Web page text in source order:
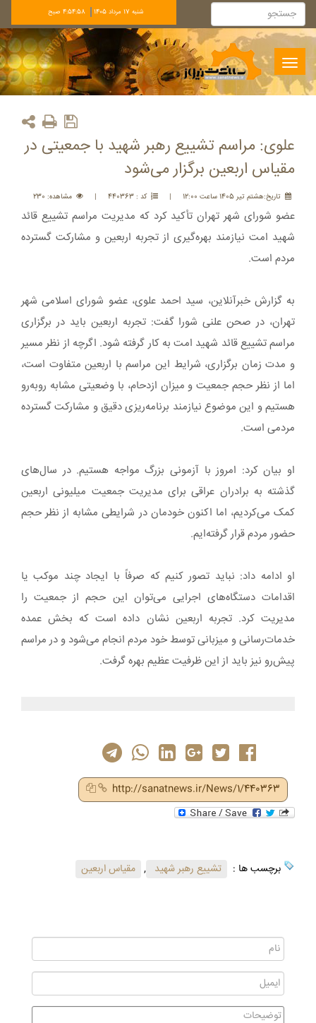
شنبه 17 مرداد 1405 4:54:58 صبح
Toggle
navigation
علوی: مراسم تشییع رهبر شهید با جمعیتی در
مقیاس اربعین برگزار می‌شود
تاريخ:هشتم تير 1405 ساعت 12:00 | کد : 440363 | مشاهده: 230
عضو شورای شهر تهران تأکید کرد که مدیریت مراسم تشییع قائد
شهید امت نیازمند بهره‌گیری از تجربه اربعین و مشارکت گسترده
مردم است.
به گزارش خبرآنلاین، سید احمد علوی، عضو شورای اسلامی شهر
تهران، در صحن علنی شورا گفت: تجربه اربعین باید در برگزاری
مراسم تشییع قائد شهید امت به کار گرفته شود. اگرچه از نظر مسیر
و مدت زمان برگزاری، شرایط این مراسم با اربعین متفاوت است،
اما از نظر حجم جمعیت و میزان ازدحام، با وضعیتی مشابه روبه‌رو
هستیم و این موضوع نیازمند برنامه‌ریزی دقیق و مشارکت گسترده
مردمی است.
او بیان کرد: امروز با آزمونی بزرگ مواجه هستیم. در سال‌های
گذشته به برادران عراقی برای مدیریت جمعیت میلیونی اربعین
کمک می‌کردیم، اما اکنون خودمان در شرایطی مشابه از نظر حجم
حضور مردم قرار گرفته‌ایم.
او ادامه داد: نباید تصور کنیم که صرفاً با ایجاد چند موکب یا
اقدامات دستگاه‌های اجرایی می‌توان این حجم از جمعیت را
مدیریت کرد. تجربه اربعین نشان داده است که بخش عمده
خدمات‌رسانی و میزبانی توسط خود مردم انجام می‌شود و در مراسم
پیش‌رو نیز باید از این ظرفیت عظیم بهره گرفت.
http://sanatnews.ir/News/1/440363
برچسب ها : تشییع رهبر شهید , مقیاس اربعین